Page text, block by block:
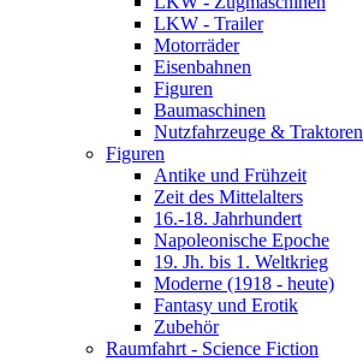
LKW - Trailer
Motorräder
Eisenbahnen
Figuren
Baumaschinen
Nutzfahrzeuge & Traktoren
Figuren
Antike und Frühzeit
Zeit des Mittelalters
16.-18. Jahrhundert
Napoleonische Epoche
19. Jh. bis 1. Weltkrieg
Moderne (1918 - heute)
Fantasy und Erotik
Zubehör
Raumfahrt - Science Fiction